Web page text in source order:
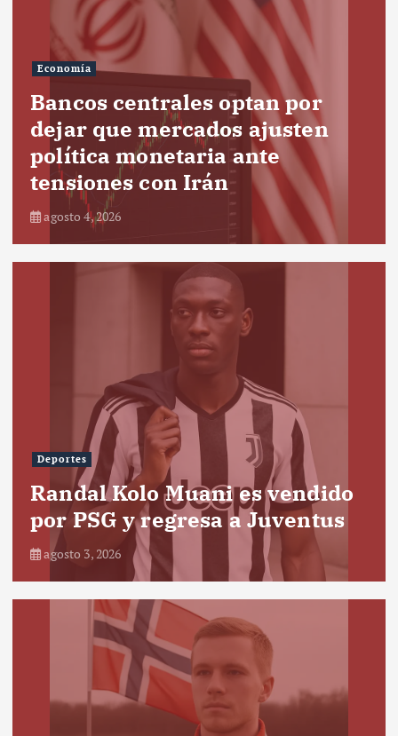
Economía
Bancos centrales optan por
dejar que mercados ajusten
política monetaria ante
tensiones con Irán
agosto 4, 2026
Deportes
Randal Kolo Muani es vendido
por PSG y regresa a Juventus
agosto 3, 2026